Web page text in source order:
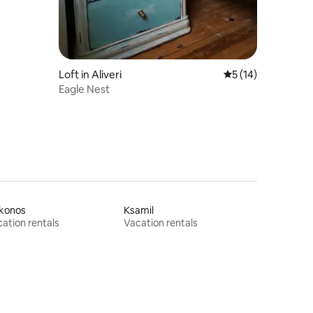
Loft in Aliveri 5 out of 5
5 (14)
Eagle Nest
rentals
Ksamil
Vacation rentals